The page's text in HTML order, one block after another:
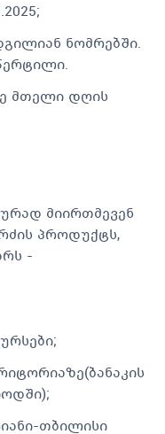
ნომრებში.
მთელი დღის
მიირთმევენ
პროდუქტს,
-
თბილისი